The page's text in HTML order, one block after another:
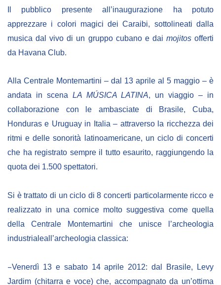
Il pubblico presente all’inaugurazione ha potuto
apprezzare i colori magici dei Caraibi, sottolineati dalla
musica dal vivo di un gruppo cubano e dai mojitosofferti
da Havana Club.
Alla Centrale Montemartini – dal 13 aprile al 5 maggio – è
andata in scena LA MÚSICA LATINA, un viaggio – in
collaborazione con le ambasciate di Brasile, Cuba,
Honduras e Uruguay in Italia – attraverso la ricchezza dei
ritmi e delle sonorità latinoamericane, un ciclo di concerti
che ha registrato sempre il tutto esaurito, raggiungendo la
quota dei 1.500 spettatori.
Si è trattato di un ciclo di 8 concerti particolarmente ricco e
realizzato in una cornice molto suggestiva come quella
della Centrale Montemartini che unisce l’archeologia
industrialeall’archeologia classica:
–Venerdì 13 e sabato 14 aprile 2012: dal Brasile, Levy
Jardim (chitarra e voce) che, accompagnato da un’ottima